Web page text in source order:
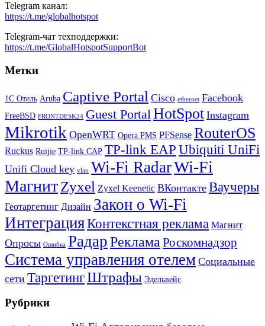
Telegram канал:
https://t.me/globalhotspot
Telegram-чат техподдержки:
https://t.me/GlobalHotspotSupportBot
Метки
1С Отель Aruba Captive Portal Cisco ethernet Facebook
FreeBSD FRONTDESK24 Guest Portal HotSpot Instagram
Mikrotik OpenWRT Opera PMS PFSense RouterOS
Ruckus Ruijie TP-link CAP TP-link EAP Ubiquiti UniFi
Unifi Cloud key vlan Wi-Fi RadarWi-Fi
МагнитZyxel Zyxel Keenetic ВКонтакте Ваучеры
Геотаргетинг Дизайн Закон о Wi-Fi
ИнтеграцияКонтекстная реклама Магнит
Опросы Ошибка РадарРеклама Роскомнадзор
Система управления отелем Социальные
сети ТаргетингШтрафы Эдельвейс
Рубрики